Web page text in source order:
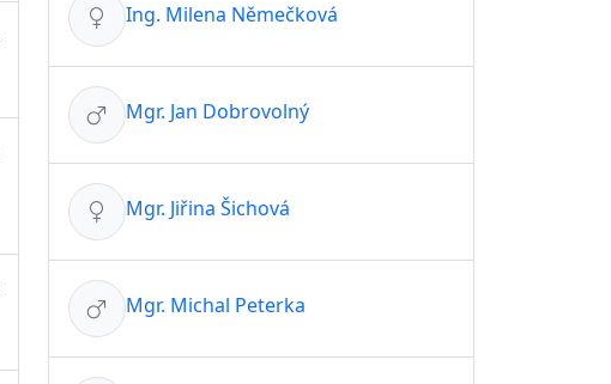
Ing. Milena Němečková
Mgr. Jan Dobrovolný
Mgr. Jiřina Šichová
Mgr. Michal Peterka